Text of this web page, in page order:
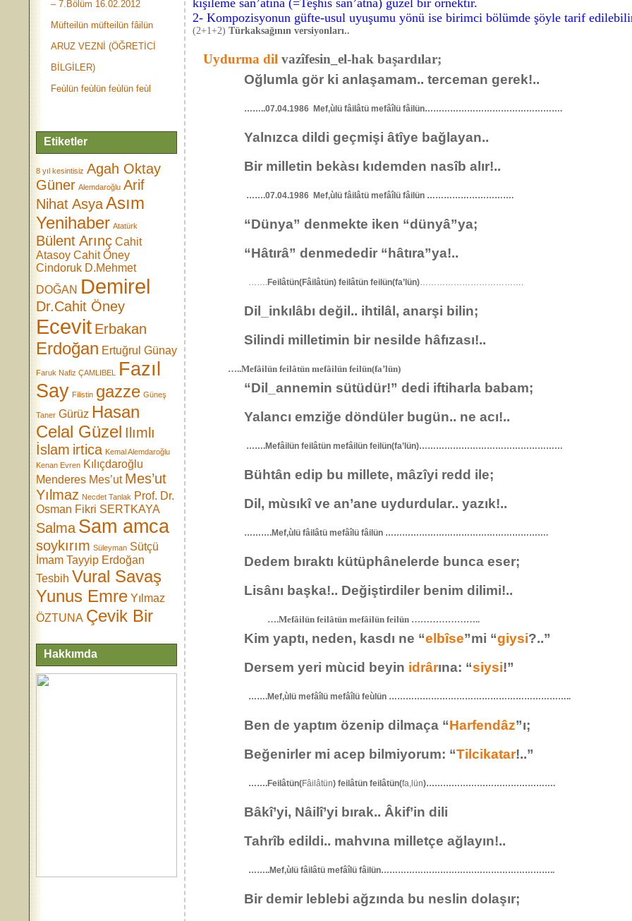
– 7.Bölüm 16.02.2012
Müfteilün müfteilün fâilün
ARUZ VEZNİ (ÖĞRETİCİ
BİLGİLER)
Feùlün feùlün feùlün feùl
Etiketler
8 yıl kesintisiz Agah Oktay
Güner Alemdaroğlu Arif
Nihat AsyaAsım
Yenihaber Atatürk
Bülent Arınç Cahit
Atasoy Cahit Öney
Cindoruk D.Mehmet
DOĞAN Demirel
Dr.Cahit Öney
Ecevit Erbakan
Erdoğan Ertuğrul Günay
Faruk Nafiz ÇAMLIBEL
Fazıl
Say Filistin gazze Güneş
Taner Gürüz Hasan
Celal Güzel Ilımlı
İslam irtica Kemal Alemdaroğlu
Kenan Evren Kılıçdaroğlu
Menderes Mes’ut Mes’ut
Yılmaz Necdet Tanlak Prof. Dr.
Osman Fikri SERTKAYA
Salma Sam amca
soykırım Süleyman Sütçü
İmam Tayyip Erdoğan
Tesbih Vural Savaş
Yunus Emre Yılmaz
ÖZTUNA Çevik Bir
Hakkımda
kişileme san’atına (=Teşhis san’atna) güzel bir örnektir.
2- Kompozisyonun güfte-usul uyuşumu yönü ise birimci bölümde şöyle tarif
(2+1+2)Türkaksağının versiyonları..
Uydurma dil vazîfesin_el-hak başardılar;
Oğlumla gör ki anlaşamam.. terceman gerek!..
……..07.04.1986 Mef,ùlü fâilâtü mefâîlü fâilün………………………………………….
Yalnızca dildi geçmişi âtîye bağlayan..
Bir milletin bekàsı kıdemden nasîb alır!..
…….07.04.1986 Mef,ùlü fâilâtü mefâîlü fâilün ………………………….
“Dünya” denmekte iken “dünyâ”ya;
“Hâtırâ” denmededir “hâtıra”ya!..
…….Feilâtün(Fâilâtün) feilâtün feilün(fa’lün)……………………………….
Dil_inkılâbı değil.. ihtilâl, anarşi bilin;
Silindi milletimin bir nesilde hâfızası!..
…..Mefâilün feilâtün mefâilün feilün(fa’lün)
“Dil_annemin sütüdür!” dedi iftiharla babam;
Yalancı emziğe döndüler bugün.. ne acı!..
…….Mefâilün feilâtün mefâilün feilün(fa’lün)……………………………………………
Bühtân edip bu millete, mâzîyi redd ile;
Dil, mùsıkî ve an’ane uydurdular.. yazık!..
……….Mef,ùlü fâilâtü mefâîlü fâilün ………………………………………………….
Dedem bıraktı kütüphânelerde bunca eser;
Lisânı başka!.. Değiştirdiler benim dilimi!..
….Mefâilün feilâtün mefâilün feilün …………………..
Kim yaptı, neden, kasdı ne “elbîse”mi “giysi?..”
Dersem yeri mùcid beyin idrârına: “siysi!”
…….Mef,ùlü mefâîlü mefâîlü feùlün ………………………………………………………..
Ben de yaptım özenip dilmaça “Harfendâz”ı;
Beğenirler mi acep bilmiyorum: “Tilcikatar!..”
…….Feilâtün(Fâilâtün) feilâtün feilâtün(fa,lün)……………………………………….
Bâkî’yi, Nâilî’yi bırak.. Âkif’in dili
Tahrîb edildi.. mahvına milletçe ağlayın!..
……..Mef,ùlü fâilâtü mefâîlü fâilün……………………………………………………..
Bir demir leblebi ağzında bu neslin dolaşır;